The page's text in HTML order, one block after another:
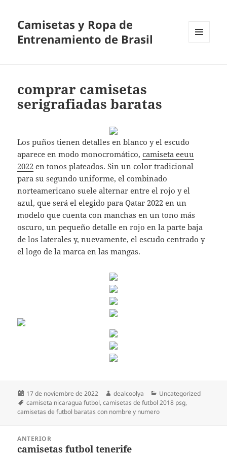
Camisetas y Ropa de
Entrenamiento de Brasil
comprar camisetas
serigrafiadas baratas
Los puños tienen detalles en blanco y el escudo
aparece en modo monocromático,camiseta eeuu
2022 en tonos plateados. Sin un color tradicional
para su segundo uniforme, el combinado
norteamericano suele alternar entre el rojo y el
azul, que será el elegido para Qatar 2022 en un
modelo que cuenta con manchas en un tono más
oscuro, un pequeño detalle en rojo en la parte baja
de los laterales y, nuevamente, el escudo centrado y
el logo de la marca en las mangas.
Publicado
el
17 de noviembre de 2022 Autor
dealcoolya Categorías
Uncategorized
Etiquetas
camiseta nicaragua futbol,camisetas de futbol 2018 psg,
camisetas de futbol baratas con nombre y numero
ANTERIOR
Entrada
camisetas futbol tenerife